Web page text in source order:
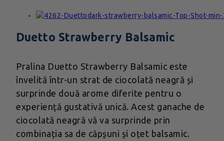
Duetto Strawberry Balsamic
Pralina Duetto Strawberry Balsamic este
învelită într-un strat de ciocolată neagră și
surprinde două arome diferite pentru o
experiență gustativă unică. Acest ganache de
ciocolată neagră vă va surprinde prin
combinația sa de căpșuni și oțet balsamic.